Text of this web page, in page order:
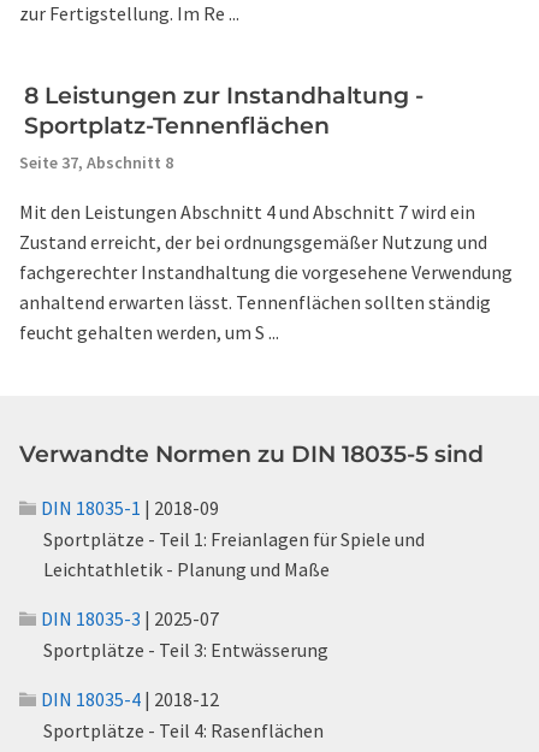
zur Fertigstellung. Im Re ...
8 Leistungen zur Instandhaltung -
Sportplatz-Tennenflächen
Seite 37, Abschnitt 8
Mit den Leistungen Abschnitt 4 und Abschnitt 7 wird ein
Zustand erreicht, der bei ordnungsgemäßer Nutzung und
fachgerechter Instandhaltung die vorgesehene Verwendung
anhaltend erwarten lässt. Tennenflächen sollten ständig
feucht gehalten werden, um S ...
Verwandte Normen zu DIN 18035-5 sind
DIN 18035-1 | 2018-09
Sportplätze - Teil 1: Freianlagen für Spiele und
Leichtathletik - Planung und Maße
DIN 18035-3 | 2025-07
Sportplätze - Teil 3: Entwässerung
DIN 18035-4 | 2018-12
Sportplätze - Teil 4: Rasenflächen